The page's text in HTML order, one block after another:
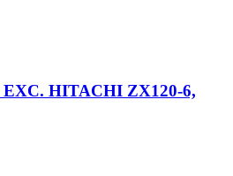
HITACHI ZX120-6,